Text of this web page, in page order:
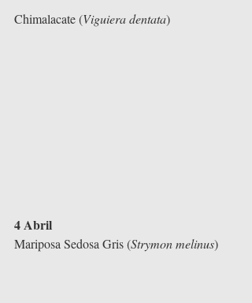
Chimalacate (Viguiera dentata)
4 Abril
Mariposa Sedosa Gris (Strymon melinus)